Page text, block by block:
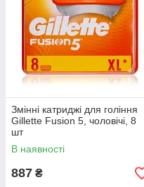
Змінні катриджі для гоління
Gillette Fusion 5, чоловічі, 8
шт
В наявності
887 ₴